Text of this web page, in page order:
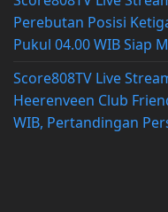
Perebutan Posisi
Pukul 04.00 WIB Siap
Score808TV Live
Heerenveen Club
WIB, Pertandingan